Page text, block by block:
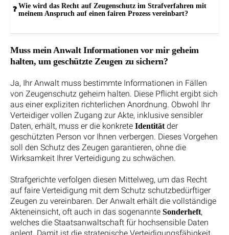
Wie wird das Recht auf Zeugenschutz im Strafverfahren mit
meinem Anspruch auf einen fairen Prozess vereinbart?
Muss mein Anwalt Informationen vor mir geheim
halten, um geschützte Zeugen zu sichern?
Ja, Ihr Anwalt muss bestimmte Informationen in Fällen
von Zeugenschutz geheim halten. Diese Pflicht ergibt sich
aus einer expliziten richterlichen Anordnung. Obwohl Ihr
Verteidiger vollen Zugang zur Akte, inklusive sensibler
Daten, erhält, muss er die konkrete Identität der
geschützten Person vor Ihnen verbergen. Dieses Vorgehen
soll den Schutz des Zeugen garantieren, ohne die
Wirksamkeit Ihrer Verteidigung zu schwächen.
Strafgerichte verfolgen diesen Mittelweg, um das Recht
auf faire Verteidigung mit dem Schutz schutzbedürftiger
Zeugen zu vereinbaren. Der Anwalt erhält die vollständige
Akteneinsicht, oft auch in das sogenannte Sonderheft,
welches die Staatsanwaltschaft für hochsensible Daten
anlegt. Damit ist die strategische Verteidigungsfähigkeit